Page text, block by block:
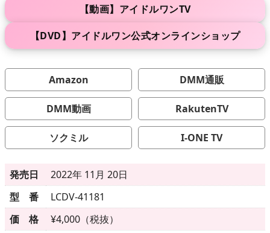
次回作
▶制作中
▶発売年月日
▶更新情報
▶ 個人情報保護について
【動画】アイドルワンTV
【DVD】アイドルワン公式オンラインショップ
Amazon DMM通販
DMM動画 RakutenTV
ソクミル I-ONE TV
発売日
2022年 11月 20日
型 番
LCDV-41181
価 格
¥4,000（税抜）